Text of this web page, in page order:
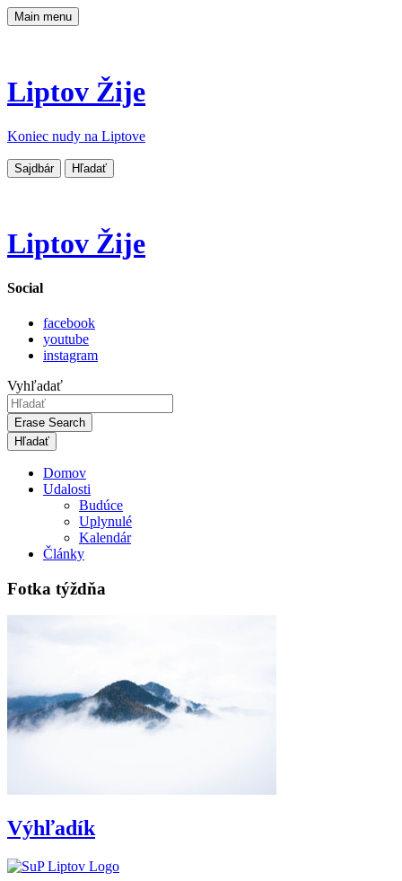
Main menu
Liptov Žije
Koniec nudy na Liptove
Sajdbár Hľadať
Liptov Žije
Social
facebook
youtube
instagram
Vyhľadať
Erase Search
Domov
Udalosti
Budúce
Uplynulé
Kalendár
Články
Fotka týždňa
Výhľadík